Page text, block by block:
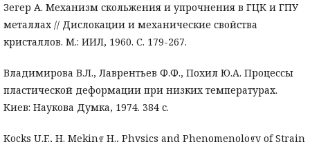
Зегер А. Механизм скольжения и упрочнения в ГЦК и ГПУ
металлах // Дислокации и механические свойства
кристаллов. М.: ИИЛ, 1960. С. 179-267.
Владимирова В.Л., Лаврентьев Ф.Ф., Похил Ю.А. Процессы
пластической деформации при низких температурах.
Киев: Наукова Думка, 1974. 384 с.
Kocks U.F., H. Meking H., Physics and Phenomenology of Strain